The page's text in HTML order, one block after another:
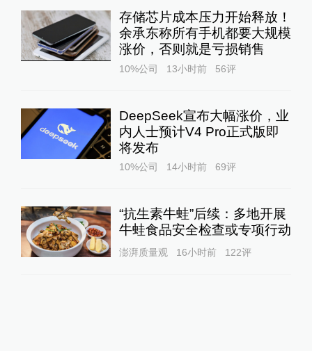
存储芯片成本压力开始释放！
余承东称所有手机都要大规模
涨价，否则就是亏损销售
10%公司 13小时前 56评
DeepSeek宣布大幅涨价，业
内人士预计V4 Pro正式版即
将发布
10%公司 14小时前 69评
“抗生素牛蛙”后续：多地开展
牛蛙食品安全检查或专项行动
澎湃质量观 16小时前 122评